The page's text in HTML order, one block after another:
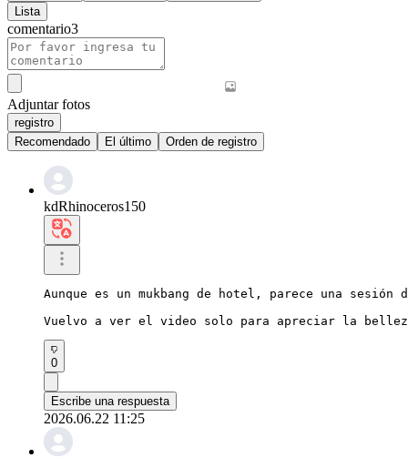
Lista
comentario3
Adjuntar fotos
registro
Recomendado
El último Orden de registro
kdRhinoceros150
Aunque es un mukbang de hotel, parece una sesión
Vuelvo a ver el video solo para apreciar la
0
Escribe una respuesta
2026.06.22 11:25